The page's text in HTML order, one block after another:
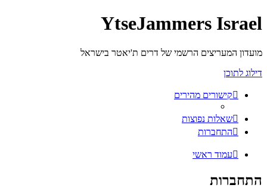
YtseJammers Israel
מועדון המעריצים הרשמי של דרים ת'יאטר בישראל
דילוג לתוכן
קישורים מהירים
שאלות נפוצות
התחברות
עמוד ראשי
התחברות